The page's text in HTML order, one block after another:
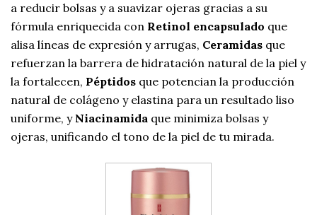
a reducir bolsas y a suavizar ojeras gracias a su
fórmula enriquecida con Retinol encapsulado que
alisa líneas de expresión y arrugas, Ceramidas que
refuerzan la barrera de hidratación natural de la piel y
la fortalecen, Péptidos que potencian la producción
natural de colágeno y elastina para un resultado liso
uniforme, y Niacinamida que minimiza bolsas y
ojeras, unificando el tono de la piel de tu mirada.